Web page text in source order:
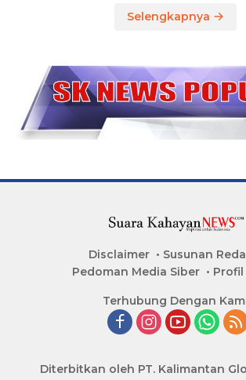
Selengkapnya
Disclaimer
Susunan
Pedoman Media Siber
Profil
Terhubung Dengan
Diterbitkan oleh PT. Kalimantan